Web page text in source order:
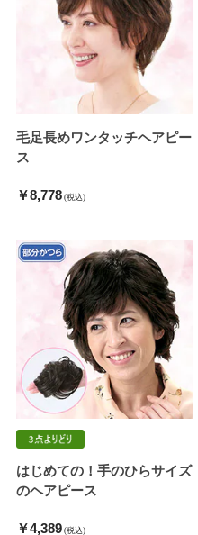
毛足長めワンタッチヘアピー
ス
￥8,778 (税込)
はじめての！手のひらサイズ
のヘアピース
￥4,389 (税込)